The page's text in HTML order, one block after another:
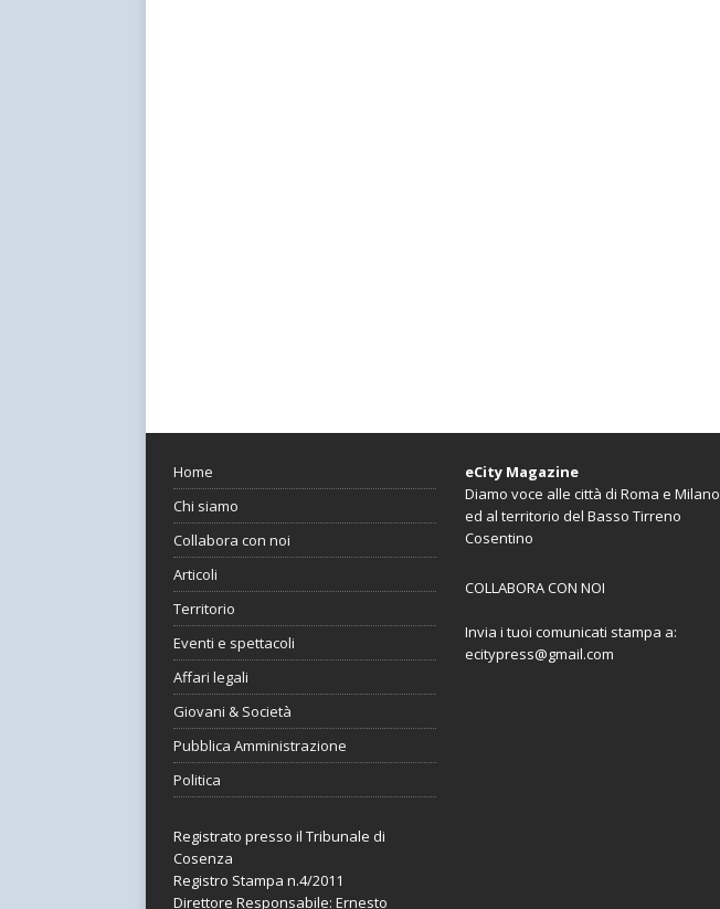
Home
Chi siamo
Collabora con noi
Articoli
Territorio
Eventi e spettacoli
Affari legali
Giovani & Società
Pubblica Amministrazione
Politica
Registrato presso il Tribunale di
Cosenza
Registro Stampa n.4/2011
Direttore Responsabile: Ernesto
eCity Magazine
Diamo voce alle città di Roma e Milano
ed al territorio del Basso Tirreno
Cosentino
COLLABORA CON NOI
Invia i tuoi comunicati stampa a:
ecitypress@gmail.com